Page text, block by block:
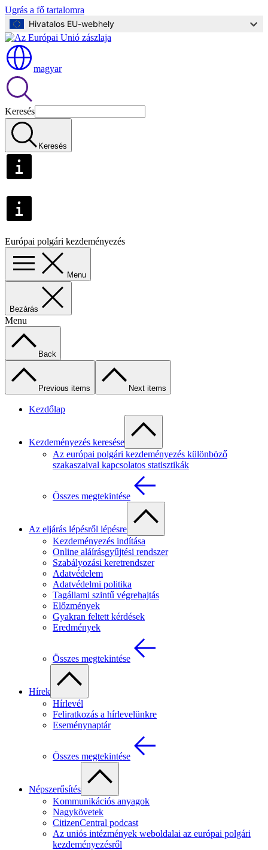
Ugrás a fő tartalomra
Hivatalos EU-webhely
magyar
Keresés
Keresés
Európai polgári kezdeményezés
Menu
Bezárás
Menu
Back
Previous items Next items
Kezdőlap
Kezdeményezés keresése
Az európai polgári kezdeményezés különböző
szakaszaival kapcsolatos statisztikák
Összes megtekintése
Az eljárás lépésről lépésre
Kezdeményezés indítása
Online aláírásgyűjtési rendszer
Szabályozási keretrendszer
Adatvédelem
Adatvédelmi politika
Tagállami szintű végrehajtás
Előzmények
Gyakran feltett kérdések
Eredmények
Összes megtekintése
Hírek
Hírlevél
Feliratkozás a hírlevelünkre
Eseménynaptár
Összes megtekintése
Népszerűsítés
Kommunikációs anyagok
Nagykövetek
CitizenCentral podcast
Az uniós intézmények weboldalai az európai polgári
kezdeményezésről